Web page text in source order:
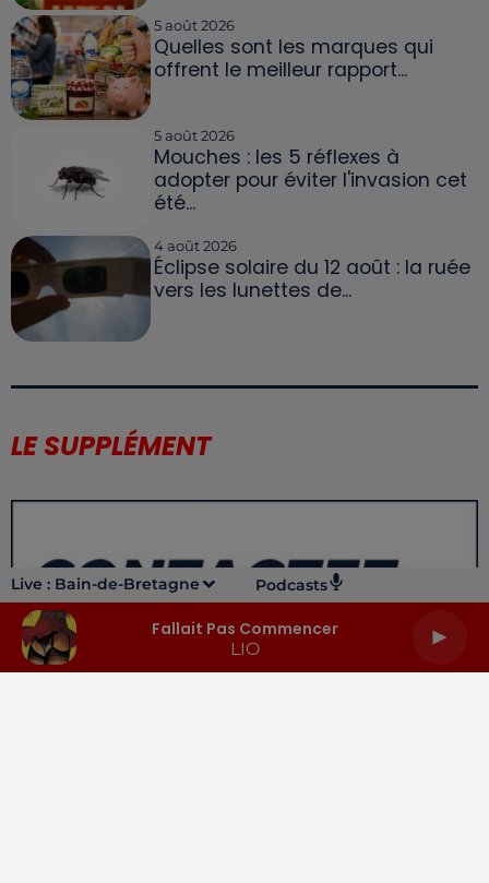
Live : Bain-de-Bretagne Podcasts
Fallait Pas Commencer
LIO
5 août 2026
Quelles sont les marques qui
offrent le meilleur rapport...
5 août 2026
Mouches : les 5 réflexes à
adopter pour éviter l'invasion cet
été...
4 août 2026
Éclipse solaire du 12 août : la ruée
vers les lunettes de...
LE SUPPLÉMENT